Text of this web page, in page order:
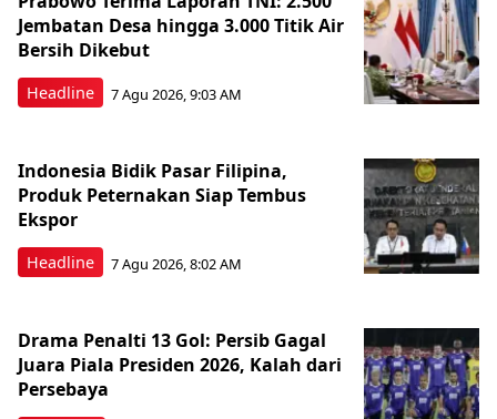
Headline
Jembatan Desa hingga 3.000 Titik Air
Bersih Dikebut
7 Agu 2026, 9:03 AM
Headline
Indonesia Bidik Pasar Filipina,
Produk Peternakan Siap Tembus
Ekspor
7 Agu 2026, 8:02 AM
Drama Penalti 13 Gol: Persib Gagal
Juara Piala Presiden 2026, Kalah dari
Persebaya